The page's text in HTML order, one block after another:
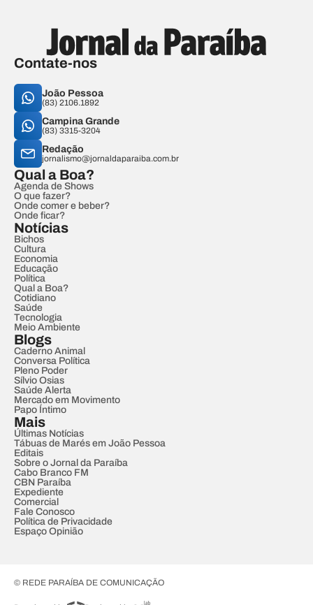
Contate-nos
João Pessoa
(83) 2106.1892
Campina Grande
(83) 3315-3204
Redação
jornalismo@jornaldaparaiba.com.br
Qual a Boa?
Agenda de Shows
O que fazer?
Onde comer e beber?
Onde ficar?
Notícias
Bichos
Cultura
Economia
Educação
Política
Qual a Boa?
Cotidiano
Saúde
Tecnologia
Meio Ambiente
Blogs
Caderno Animal
Conversa Política
Pleno Poder
Sílvio Osias
Saúde Alerta
Mercado em Movimento
Papo Íntimo
Mais
Últimas Notícias
Tábuas de Marés em João Pessoa
Editais
Sobre o Jornal da Paraíba
Cabo Branco FM
CBN Paraíba
Expediente
Comercial
Fale Conosco
Política de Privacidade
Espaço Opinião
© REDE PARAÍBA DE COMUNICAÇÃO